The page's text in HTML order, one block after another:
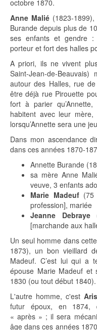
octobre 1870.
Anne Malié(1823-1899),
Burande depuis plus de
ses enfants et gendre :
porteur et fort des halles
A priori, ils ne vivent
Saint-Jean-de-
autour des Halles, rue
être déjà rue Pirouette
fort à parier
habitent avec leur
lorsqu’Annette sera une
Dans mon ascendance
dans ces années 1870-
Annette Burande
sa mère Anne
veuve, 3 enfants
Marie Madeuf(75
profession], mariée
Jeanne Debraye
[marchande aux
Un seul homme dans
1873), un bon vieillard
Madeuf. C’est lui qui a
épouse Marie Madeuf et
1830 (ou tout début 1840).
L'autre homme, c'est
futur époux, en 1874,
« après » ; il sera
âge dans ces années